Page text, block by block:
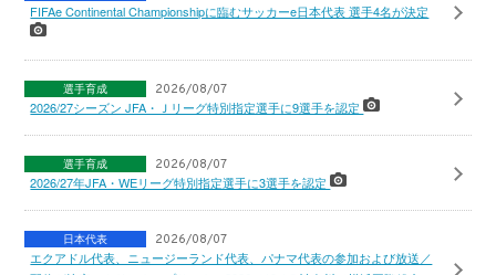
FIFAe Continental Championshipに臨むサッカーe日本代表 選手4名が決定
選手育成 2026/08/07
2026/27シーズン JFA・Ｊリーグ特別指定選手に9選手を認定
選手育成 2026/08/07
2026/27年JFA・WEリーグ特別指定選手に3選手を認定
日本代表 2026/08/07
エクアドル代表、ニュージーランド代表、パナマ代表の参加および放送／